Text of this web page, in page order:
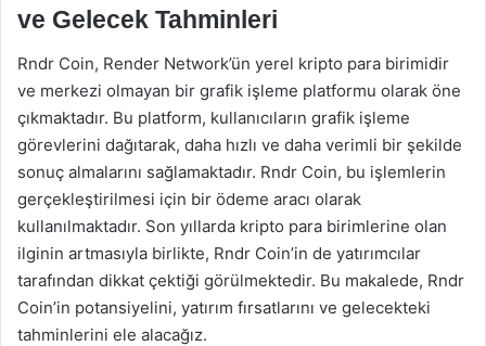
ve Gelecek Tahminleri
Rndr Coin, Render Network’ün yerel kripto para birimidir
ve merkezi olmayan bir grafik işleme platformu olarak öne
çıkmaktadır. Bu platform, kullanıcıların grafik işleme
görevlerini dağıtarak, daha hızlı ve daha verimli bir şekilde
sonuç almalarını sağlamaktadır. Rndr Coin, bu işlemlerin
gerçekleştirilmesi için bir ödeme aracı olarak
kullanılmaktadır. Son yıllarda kripto para birimlerine olan
ilginin artmasıyla birlikte, Rndr Coin’in de yatırımcılar
tarafından dikkat çektiği görülmektedir. Bu makalede, Rndr
Coin’in potansiyelini, yatırım fırsatlarını ve gelecekteki
tahminlerini ele alacağız.